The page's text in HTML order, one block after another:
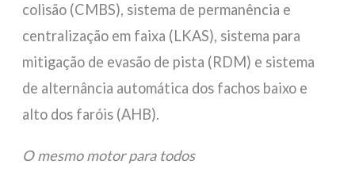
colisão (CMBS), sistema de permanência e
centralização em faixa (LKAS), sistema para
mitigação de evasão de pista (RDM) e sistema
de alternância automática dos fachos baixo e
alto dos faróis (AHB).
O mesmo motor para todos